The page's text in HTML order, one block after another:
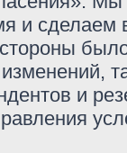
и сделаем
изменений,
и